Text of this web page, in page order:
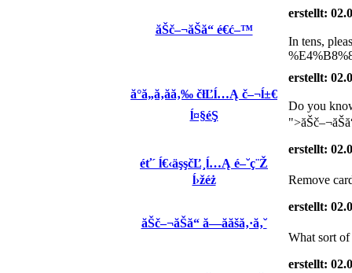
ăŠč–¬ăŠă“ é€ć–™
erstellt:
In tens,
ă°ă„ă‚ăă‚‰ čłĽĺ…Ą č–¬ĺ±€
ĺ¤§éŞ
erstellt:
Do you
éť´ ĺ€‹äşşčĽ¸ĺ…Ą é–˘ç¨Ž
ĺ›žéż
erstellt:
Remove
ăŠč–¬ăŠă“ ă—ă­ăšă‚·ă‚˘
erstellt:
What sort of
erstellt: